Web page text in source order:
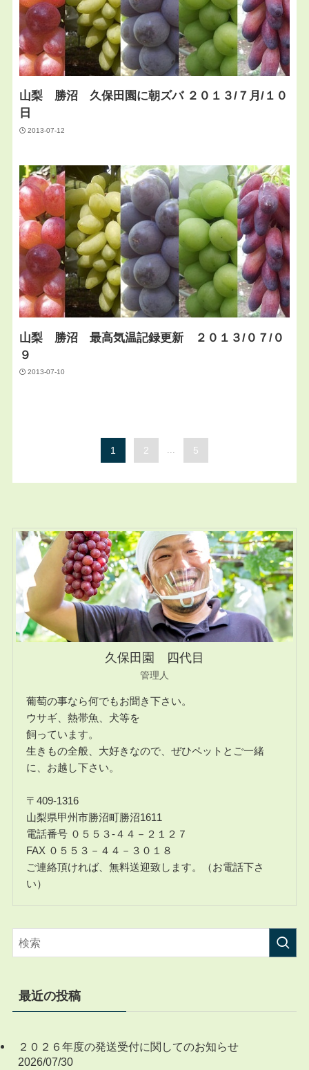
山梨 勝沼 久保田園に朝ズバ ２０１３/７月/１０
日
2013-07-12
山梨 勝沼 最高気温記録更新 ２０１３/０７/０
９
2013-07-10
1 2 ... 5
久保田園 四代目
管理人
葡萄の事なら何でもお聞き下さい。
ウサギ、熱帯魚、犬等を
飼っています。
生きもの全般、大好きなので、ぜひペットとご一緒
に、お越し下さい。
〒409-1316
山梨県甲州市勝沼町勝沼1611
電話番号 ０５５３-４４－２１２７
FAX ０５５３－４４－３０１８
ご連絡頂ければ、無料送迎致します。（お電話下さ
い）
最近の投稿
２０２６年度の発送受付に関してのお知らせ
2026/07/30